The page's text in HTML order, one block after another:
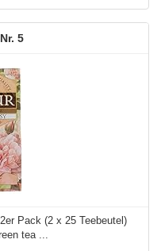
5
Pack (2 x 25 Teebeutel)
tea ...